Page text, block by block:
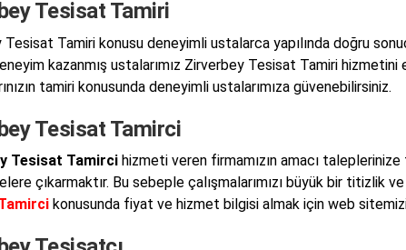
Tesisat Tamiri
Tesisat Tamiri konusu deneyimli ustalarca yapılında doğru
kazanmış ustalarımız Zirverbey Tesisat Tamiri
tamiri konusunda deneyimli ustalarımıza güvenebilirsiniz.
Tesisat Tamirci
Tesisat Tamircihizmeti veren firmamızın amacı
çıkarmaktır. Bu sebeple çalışmalarımızı büyük bir titizlik
konusunda fiyat ve hizmet bilgisi almak için web